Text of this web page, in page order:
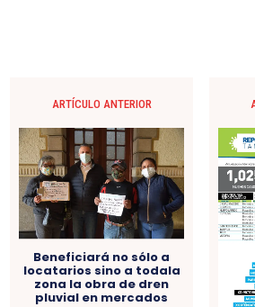
ARTÍCULO ANTERIOR
Beneficiará no sólo a
locatarios sino a todala
zona la obra de dren
pluvial en mercados